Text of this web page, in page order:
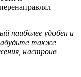
наиболее удобен и
также
настроив